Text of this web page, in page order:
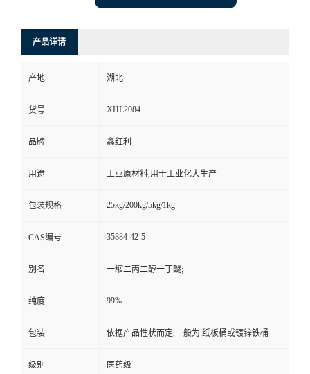
产品详请
产地 湖北
货号 XHL2084
品牌 鑫红利
用途 工业原材料,用于工业化大生产
包装规格 25kg/200kg/5kg/1kg
CAS编号 35884-42-5
别名 一缩二丙二醇一丁醚;
纯度 99%
包装 依据产品性状而定,一般为:纸板桶或镀锌铁桶
级别 医药级